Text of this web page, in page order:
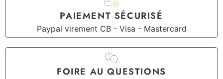
PAIEMENT SÉCURISÉ
Paypal virement CB - Visa - Mastercard
FOIRE AU QUESTIONS